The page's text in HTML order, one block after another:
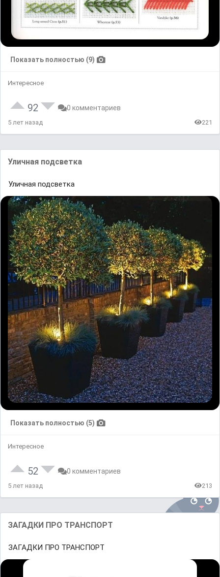
Показать полностью (9)
Интересное
92 0 комментариев
5 лет назад 221
Уличная подсветка
Уличная подсветка
Показать полностью (5)
Интересное
52 0 комментариев
5 лет назад 213
ЗАГАДКИ ПРО ТРАНСПОРТ
ЗАГАДКИ ПРО ТРАНСПОРТ